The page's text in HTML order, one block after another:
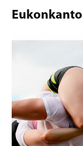
Eukonkanto